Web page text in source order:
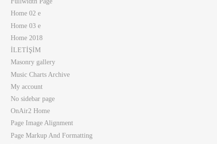
Home 02 e
Home 03 e
Home 2018
İLETİŞİM
Masonry gallery
Music Charts Archive
My account
No sidebar page
OnAir2 Home
Page Image Alignment
Page Markup And Formatting